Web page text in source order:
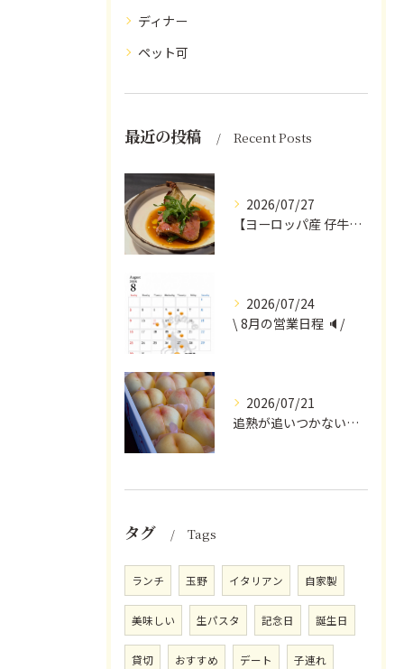
ディナー
ペット可
最近の投稿 Recent Posts
2026/07/27
【ヨーロッパ産 仔牛のタンとフォンドヴォー】
2026/07/24
\ 8月の営業日程 🔈/
2026/07/21
追熟が追いつかないほど気にかけていただいている
タグ Tags
ランチ 玉野 イタリアン 自家製
美味しい 生パスタ 記念日 誕生日
貸切 おすすめ デート 子連れ